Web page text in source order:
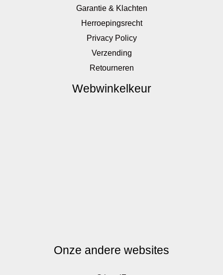
Garantie & Klachten
Herroepingsrecht
Privacy Policy
Verzending
Retourneren
Webwinkelkeur
Onze andere websites